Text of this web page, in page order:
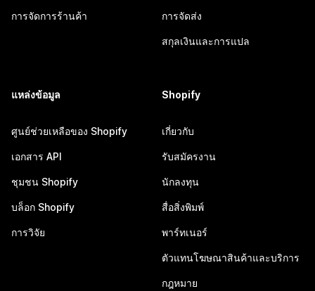
การจัดการร้านค้า การจัดส่ง
สกุลเงินและการแปล
แหล่งข้อมูล
ศูนย์ช่วยเหลือของ Shopify
เอกสาร API
ชุมชน Shopify
บล็อก Shopify
การวิจัย
Shopify
เกี่ยวกับ
รับสมัครงาน
นักลงทุน
สื่อสิ่งพิมพ์
พาร์ทเนอร์
ตัวแทนโฆษณาสินค้าและบริการ
กฎหมาย